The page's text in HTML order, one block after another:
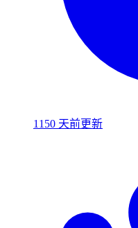
1150 天前更新